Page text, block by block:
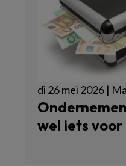
di 26 mei 2026 |
wel iets voor